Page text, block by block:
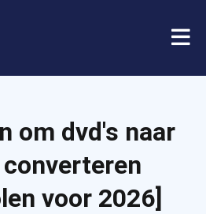
om dvd's naar
voor 2026]